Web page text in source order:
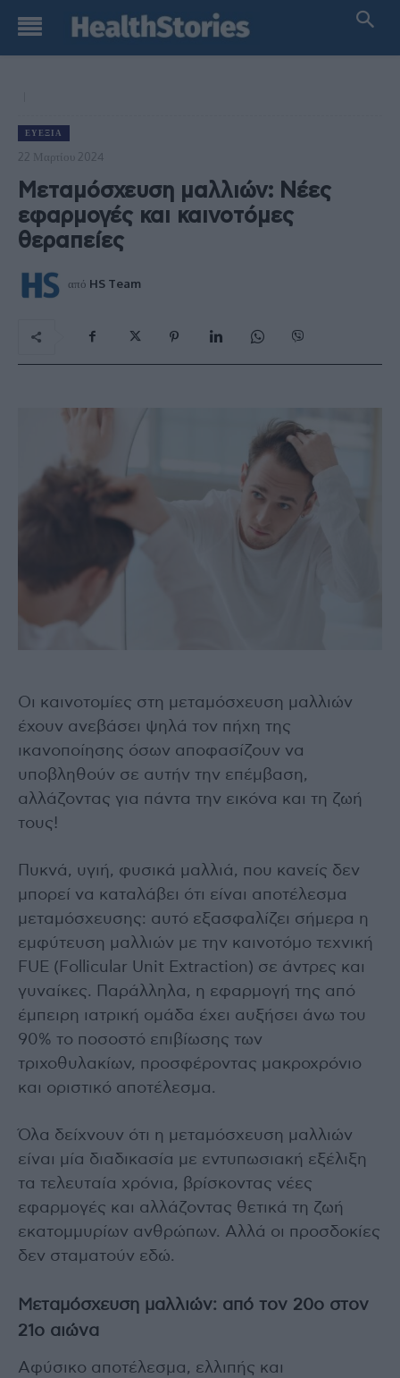
ΕΥΕΞΊΑ
22 Μαρτίου 2024
Μεταμόσχευση μαλλιών: Νέες
εφαρμογές και καινοτόμες
θεραπείες
από HS Team
Οι καινοτομίες στη μεταμόσχευση μαλλιών
έχουν ανεβάσει ψηλά τον πήχη της
ικανοποίησης όσων αποφασίζουν να
υποβληθούν σε αυτήν την επέμβαση,
αλλάζοντας για πάντα την εικόνα και τη ζωή
τους!
Πυκνά, υγιή, φυσικά μαλλιά, που κανείς δεν
μπορεί να καταλάβει ότι είναι αποτέλεσμα
μεταμόσχευσης: αυτό εξασφαλίζει σήμερα η
εμφύτευση μαλλιών με την καινοτόμο τεχνική
FUE (Follicular Unit Extraction) σε άντρες και
γυναίκες. Παράλληλα, η εφαρμογή της από
έμπειρη ιατρική ομάδα έχει αυξήσει άνω του
90% το ποσοστό επιβίωσης των
τριχοθυλακίων, προσφέροντας μακροχρόνιο
και οριστικό αποτέλεσμα.
Όλα δείχνουν ότι η μεταμόσχευση μαλλιών
είναι μία διαδικασία με εντυπωσιακή εξέλιξη
τα τελευταία χρόνια, βρίσκοντας νέες
εφαρμογές και αλλάζοντας θετικά τη ζωή
εκατομμυρίων ανθρώπων. Αλλά οι προσδοκίες
δεν σταματούν εδώ.
Μεταμόσχευση μαλλιών: από τον 20ο στον
21ο αιώνα
Αφύσικο αποτέλεσμα, ελλιπής και